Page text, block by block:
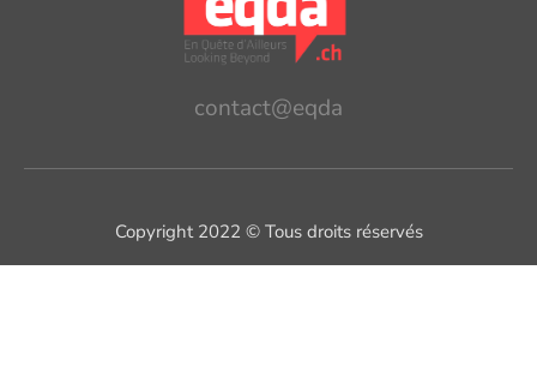
contact@eqda
Copyright 2022 © Tous droits réservés